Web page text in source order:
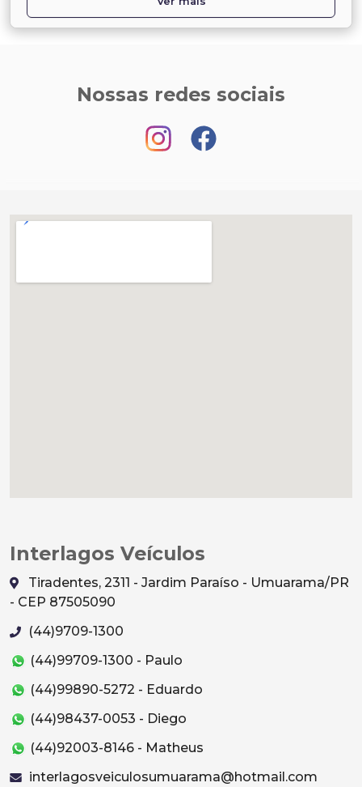
Nossas redes sociais
Interlagos Veículos
Tiradentes, 2311 - Jardim Paraíso - Umuarama/PR
- CEP 87505090
(44)9709-1300
(44)99709-1300 - Paulo
(44)99890-5272 - Eduardo
(44)98437-0053 - Diego
(44)92003-8146 - Matheus
interlagosveiculosumuarama@hotmail.com